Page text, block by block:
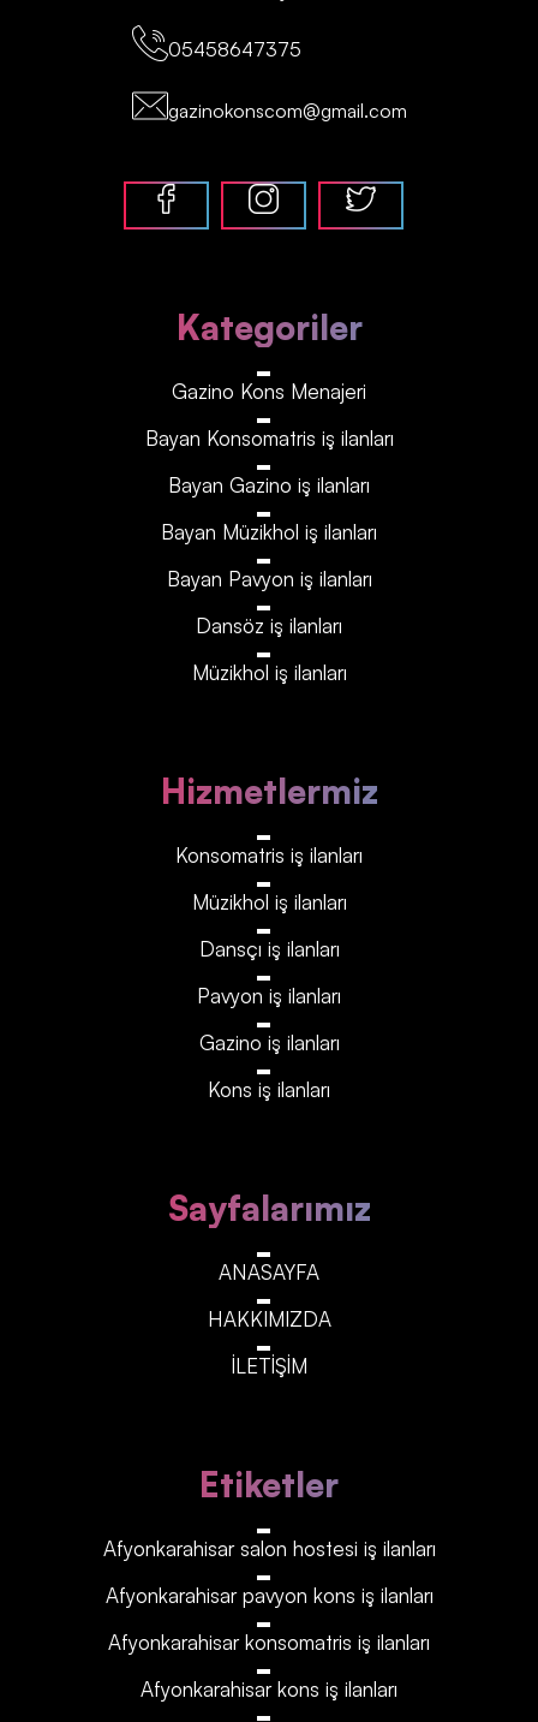
05458647375
gazinokonscom@gmail.com
Kategoriler
Gazino Kons Menajeri
Bayan Konsomatris iş ilanları
Bayan Gazino iş ilanları
Bayan Müzikhol iş ilanları
Bayan Pavyon iş ilanları
Dansöz iş ilanları
Müzikhol iş ilanları
Hizmetlermiz
Konsomatris iş ilanları
Müzikhol iş ilanları
Dansçı iş ilanları
Pavyon iş ilanları
Gazino iş ilanları
Kons iş ilanları
Sayfalarımız
ANASAYFA
HAKKIMIZDA
İLETİŞİM
Etiketler
Afyonkarahisar‎‎‎‎ salon hostesi iş ilanları
Afyonkarahisar‎‎‎‎ pavyon kons iş ilanları
Afyonkarahisar‎‎‎‎ konsomatris iş ilanları
Afyonkarahisar‎‎‎‎ kons iş ilanları